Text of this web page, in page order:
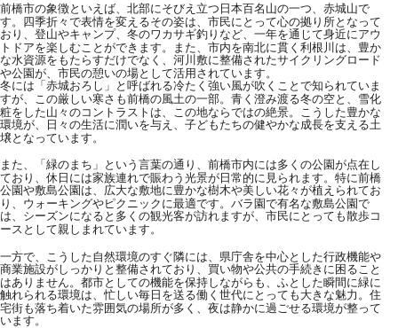
前橋市の象徴といえば、北部にそびえ立つ日本百名山の一つ、赤城山で
す。四季折々で表情を変えるその姿は、市民にとって心の拠り所となって
おり、登山やキャンプ、冬のワカサギ釣りなど、一年を通じて身近にアウ
トドアを楽しむことができます。また、市内を南北に貫く利根川は、豊か
な水資源をもたらすだけでなく、河川敷に整備されたサイクリングロード
や公園が、市民の憩いの場として活用されています。
冬には「赤城おろし」と呼ばれる冷たく強い風が吹くことで知られていま
すが、この厳しい寒さも前橋の風土の一部。青く澄み渡る冬の空と、雪化
粧をした山々のコントラストは、この地ならではの絶景。こうした豊かな
環境が、日々の生活に潤いを与え、子どもたちの健やかな成長を支える土
壌となっています。
また、「緑のまち」という言葉の通り、前橋市内には多くの公園が点在し
ており、休日には家族連れで賑わう光景が日常的に見られます。特に前橋
公園や敷島公園は、広大な敷地に豊かな樹木や美しい花々が植えられてお
り、ウォーキングやピクニックに最適です。バラ園で有名な敷島公園で
は、シーズンになると多くの観光客が訪れますが、市民にとっても散歩コ
ースとして親しまれています。
一方で、こうした自然環境のすぐ隣には、県庁舎を中心とした行政機能や
商業施設がしっかりと整備されており、買い物や公共の手続きに困ること
はありません。都市としての機能を保持しながらも、ふとした瞬間に緑に
触れられる環境は、忙しい毎日を送る働く世代にとっても大きな魅力。住
宅街も落ち着いた雰囲気の場所が多く、夜は静かに過ごせる環境が整って
います。